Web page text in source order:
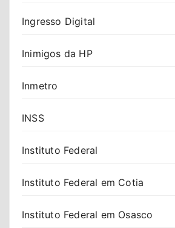
Ingresso Digital
Inimigos da HP
Inmetro
INSS
Instituto Federal
Instituto Federal em Cotia
Instituto Federal em Osasco